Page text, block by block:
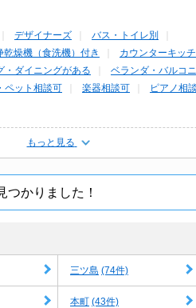
デザイナーズ
バス・トイレ別
乾燥機（食洗機）付き カウンターキッ
・ダイニングがある
ベランダ・バルコ
ペット相談可 楽器相談可 ピアノ相
もっと見る
つかりました！
三ツ島 (74件)
本町 (43件)